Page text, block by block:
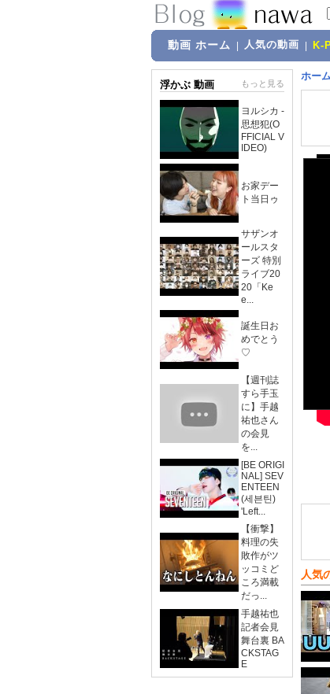
動画 ホーム 人気の動画 K-
浮かぶ 動画 もっと見る
ヨルシカ -
思想犯(O
FFICIAL V
IDEO)
お家デー
ト当日ゥ
サザンオ
ールスタ
ーズ 特別
ライブ20
20「Ke
e...
誕生日お
めでとう
♡
【週刊誌
すら手玉
に】手越
祐也さん
の会見
を...
[BE ORIGI
NAL] SEV
ENTEEN
(세븐틴)
'Left...
【衝撃】
料理の失
敗作がツ
ッコミど
ころ満載
だっ...
手越祐也
記者会見
舞台裏 BA
CKSTAG
E
ホー
人気